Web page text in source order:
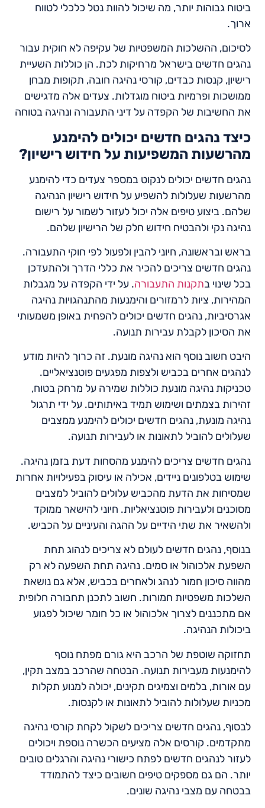
ביטוח גבוהות יותר, מה שיכול להוות נטל כלכלי לטווח
ארוך.
לסיכום, ההשלכות המשפטיות של עקיפה לא חוקית עבור
נהגים חדשים בישראל מרחיקות לכת. הן כוללות השעיית
רישיון, קנסות כבדים, קורסי נהיגה חובה, תקופות מבחן
ממושכות ופרמיות ביטוח מוגדלות. צעדים אלה מדגישים
את החשיבות של הקפדה על דיני התעבורה ונהיגה בטוחה
כיצד נהגים חדשים יכולים להימנע
מהרשעות המשפיעות על חידוש רישיון?
נהגים חדשים יכולים לנקוט במספר צעדים כדי להימנע
מהרשעות שעלולות להשפיע על חידוש רישיון הנהיגה
שלהם. ביצוע טיפים אלה יכול לעזור לשמור על רישום
נהיגה נקי ולהבטיח חידוש חלק של הרישיון שלהם.
בראש ובראשונה, חיוני להבין ולפעול לפי חוקי התעבורה.
נהגים חדשים צריכים להכיר את כללי הדרך ולהתעדכן
בכל שינוי בתקנות התעבורה. על ידי הקפדה על מגבלות
המהירות, ציות לרמזורים והימנעות מהתנהגויות נהיגה
אגרסיביות, נהגים חדשים יכולים להפחית באופן משמעותי
את הסיכון לקבלת עבירות תנועה.
היבט חשוב נוסף הוא נהיגה מונעת. זה כרוך להיות מודע
לנהגים אחרים בכביש ולצפות מפגעים פוטנציאליים.
טכניקות נהיגה מונעת כוללות שמירה על מרחק בטוח,
זהירות בצמתים ושימוש תמיד באיתותים. על ידי תרגול
נהיגה מונעת, נהגים חדשים יכולים להימנע ממצבים
שעלולים להוביל לתאונות או לעבירות תנועה.
נהגים חדשים צריכים להימנע מהסחות דעת בזמן נהיגה.
שימוש בטלפונים ניידים, אכילה או עיסוק בפעילויות אחרות
שמסיחות את הדעת מהכביש עלולים להוביל למצבים
מסוכנים ולעבירות פוטנציאליות. חיוני להישאר ממוקד
ולהשאיר את שתי הידיים על ההגה והעיניים על הכביש.
בנוסף, נהגים חדשים לעולם לא צריכים לנהוג תחת
השפעת אלכוהול או סמים. נהיגה תחת השפעה לא רק
מהווה סיכון חמור לנהג ולאחרים בכביש, אלא גם נושאת
השלכות משפטיות חמורות. חשוב לתכנן תחבורה חלופית
אם מתכננים לצרוך אלכוהול או כל חומר שיכול לפגוע
ביכולות הנהיגה.
תחזוקה שוטפת של הרכב היא גורם מפתח נוסף
להימנעות מעבירות תנועה. הבטחה שהרכב במצב תקין,
עם אורות, בלמים וצמיגים תקינים, יכולה למנוע תקלות
מכניות שעלולות להוביל לתאונות או לקנסות.
לבסוף, נהגים חדשים צריכים לשקול לקחת קורסי נהיגה
מתקדמים. קורסים אלה מציעים הכשרה נוספת ויכולים
לעזור לנהגים חדשים לפתח כישורי נהיגה והרגלים טובים
יותר. הם גם מספקים טיפים חשובים כיצד להתמודד
בבטחה עם מצבי נהיגה שונים.